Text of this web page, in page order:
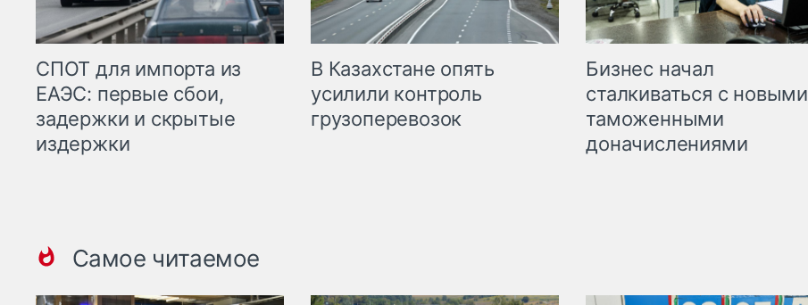
СПОТ для импорта из
ЕАЭС: первые сбои,
задержки и скрытые
издержки
В Казахстане опять
усилили контроль
грузоперевозок
Бизнес начал
сталкиваться с новыми
таможенными
доначислениями
Самое читаемое